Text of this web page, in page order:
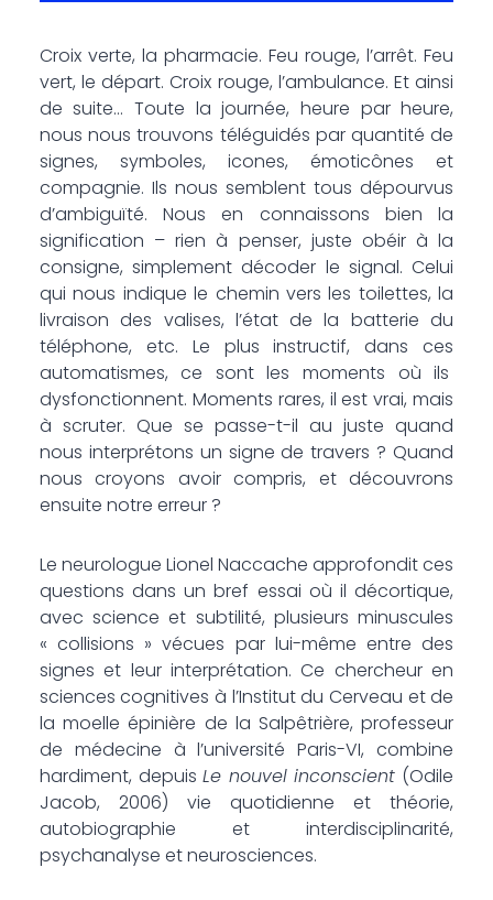
Croix verte, la pharmacie. Feu rouge, l’arrêt. Feu
vert, le départ. Croix rouge, l’ambulance. Et ainsi
de suite… Toute la journée, heure par heure,
nous nous trouvons téléguidés par quantité de
signes, symboles, icones, émoticônes et
compagnie. Ils nous semblent tous dépourvus
d’ambiguïté. Nous en connaissons bien la
signification – rien à penser, juste obéir à la
consigne, simplement décoder le signal. Celui
qui nous indique le chemin vers les toilettes, la
livraison des valises, l’état de la batterie du
téléphone, etc. Le plus instructif, dans ces
automatismes, ce sont les moments où ils
dysfonctionnent. Moments rares, il est vrai, mais
à scruter. Que se passe-t-il au juste quand
nous interprétons un signe de travers ? Quand
nous croyons avoir compris, et découvrons
ensuite notre erreur ?
Le neurologue Lionel Naccache approfondit ces
questions dans un bref essai où il décortique,
avec science et subtilité, plusieurs minuscules
« collisions » vécues par lui-même entre des
signes et leur interprétation. Ce chercheur en
sciences cognitives à l’Institut du Cerveau et de
la moelle épinière de la Salpêtrière, professeur
de médecine à l’université Paris-VI, combine
hardiment, depuisLe nouvel inconscient (Odile
Jacob, 2006) vie quotidienne et théorie,
autobiographie et interdisciplinarité,
psychanalyse et neurosciences.